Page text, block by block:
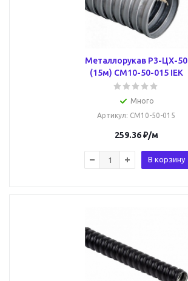
Металлорукав Р3-ЦХ-50
(15м) CM10-50-015 IEK
Много
Артикул: CM10-50-015
259.36₽/м
В корзину